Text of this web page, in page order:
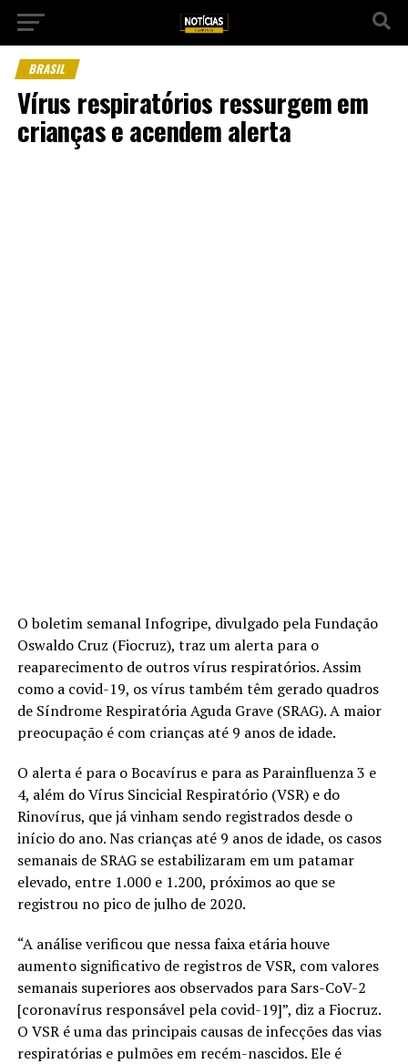
BRASIL
Vírus respiratórios ressurgem em
crianças e acendem alerta
O boletim semanal Infogripe, divulgado pela Fundação
Oswaldo Cruz (Fiocruz), traz um alerta para o
reaparecimento de outros vírus respiratórios. Assim
como a covid-19, os vírus também têm gerado quadros
de Síndrome Respiratória Aguda Grave (SRAG). A maior
preocupação é com crianças até 9 anos de idade.
O alerta é para o Bocavírus e para as Parainfluenza 3 e
4, além do Vírus Sincicial Respiratório (VSR) e do
Rinovírus, que já vinham sendo registrados desde o
início do ano. Nas crianças até 9 anos de idade, os casos
semanais de SRAG se estabilizaram em um patamar
elevado, entre 1.000 e 1.200, próximos ao que se
registrou no pico de julho de 2020.
“A análise verificou que nessa faixa etária houve
aumento significativo de registros de VSR, com valores
semanais superiores aos observados para Sars-CoV-2
[coronavírus responsável pela covid-19]”, diz a Fiocruz.
O VSR é uma das principais causas de infecções das vias
respiratórias e pulmões em recém-nascidos. Ele é